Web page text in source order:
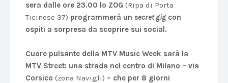
sera dalle ore 23.00 lo ZOG (Ripa di Porta
Ticinese 37) programmerà un secret gigcon
ospiti a sorpresa da scoprire sui social.
Cuore pulsante della MTV Music Week sarà la
MTV Street: una strada nel centro di Milano – via
Corsico (zona Navigli) – che per 8 giorni